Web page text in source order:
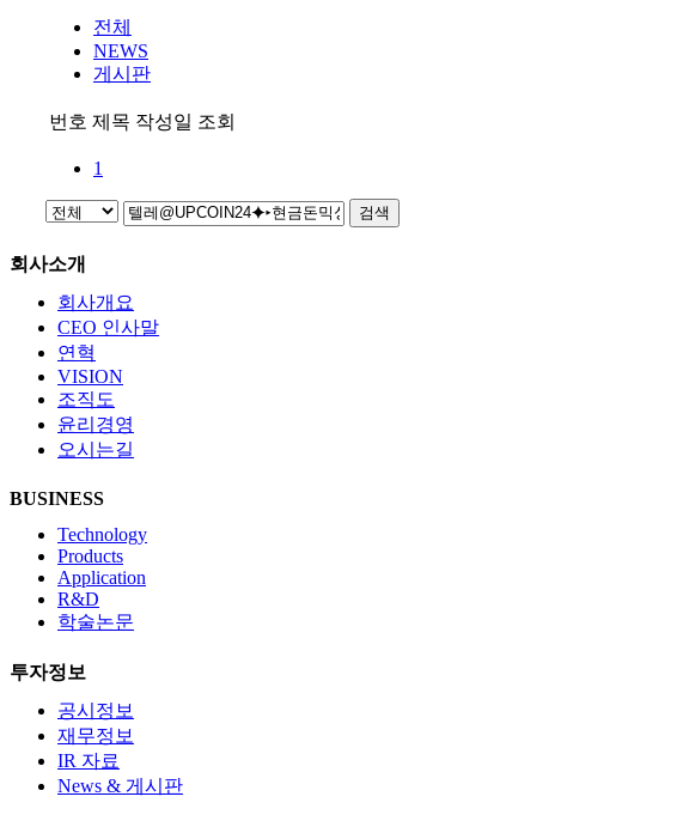
전체
NEWS
게시판
번호 제목 작성일 조회
1
검색
회사소개
회사개요
CEO 인사말
연혁
VISION
조직도
윤리경영
오시는길
BUSINESS
Technology
Products
Application
R&D
학술논문
투자정보
공시정보
재무정보
IR 자료
News & 게시판